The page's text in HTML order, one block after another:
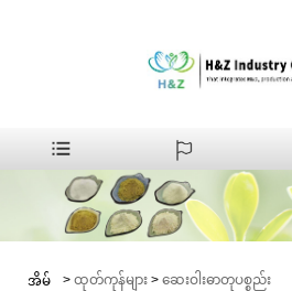
အိမ် > ထုတ်ကုန်များ > ဆေးဝါးဓာတုပစ္စည်း